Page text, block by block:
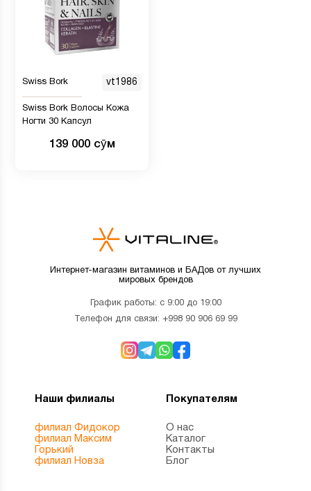
Swiss Bork vt1986
Swiss Bork Волосы Кожа
Ногти 30 Капсул
139 000 сӯм
Интернет-магазин витаминов и БАДов от лучших
мировых брендов
График работы: с 9:00 до 19:00
Телефон для связи: +998 90 906 69 99
Наши филиалы
филиал Фидокор
филиал Максим
Горький
филиал Новза
Покупателям
О нас
Каталог
Контакты
Блог